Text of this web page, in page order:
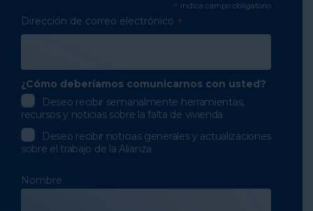
* indica campo obligatorio
Dirección de correo electrónico *
¿Cómo deberíamos comunicarnos con usted?
Deseo recibir semanalmente herramientas,
recursos y noticias sobre la falta de vivienda
Deseo recibir noticias generales y actualizaciones
sobre el trabajo de la Alianza
Nombre